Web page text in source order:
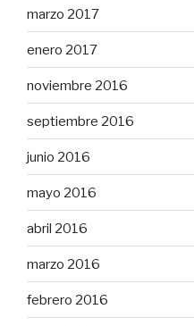
marzo 2017
enero 2017
noviembre 2016
septiembre 2016
junio 2016
mayo 2016
abril 2016
marzo 2016
febrero 2016